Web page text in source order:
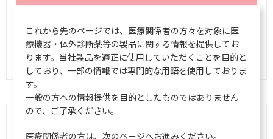
問題
解答
これから先のページでは、医療関係者の方々を対象に医
療機器・体外診断薬等の製品に関する情報を提供してお
ります。当社製品を適正に使用していただくことを目的と
しており、一部の情報では専門的な用語を使用しておりま
す。
一般の方への情報提供を目的としたものではありません
ので、ご了承ください。
医療関係者の方は、次のページへお進みください。